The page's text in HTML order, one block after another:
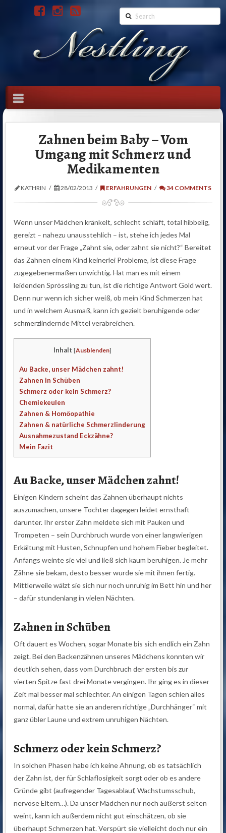
Search
Navigation
Zahnen beim Baby – Vom
Umgang mit Schmerz und
Medikamenten
KATHRIN 28/02/2013 ERFAHRUNGEN 34 COMMENTS
Wenn unser Mädchen kränkelt, schlecht schläft, total hibbelig,
gereizt – nahezu unausstehlich – ist, stehe ich jedes Mal
erneut vor der Frage „Zahnt sie, oder zahnt sie nicht?“ Bereitet
das Zahnen einem Kind keinerlei Probleme, ist diese Frage
zugegebenermaßen unwichtig. Hat man es mit einem
leidenden Sprössling zu tun, ist die richtige Antwort Gold wert.
Denn nur wenn ich sicher weiß, ob mein Kind Schmerzen hat
und in welchem Ausmaß, kann ich gezielt beruhigende oder
schmerzlindernde Mittel verabreichen.
Inhalt [Ausblenden]
Au Backe, unser Mädchen zahnt!
Zahnen in Schüben
Schmerz oder kein Schmerz?
Chemiekeulen
Zahnen & Homöopathie
Zahnen & natürliche Schmerzlinderung
Ausnahmezustand Eckzähne?
Mein Fazit
Au Backe, unser Mädchen zahnt!
Einigen Kindern scheint das Zahnen überhaupt nichts
auszumachen, unsere Tochter dagegen leidet ernsthaft
darunter. Ihr erster Zahn meldete sich mit Pauken und
Trompeten – sein Durchbruch wurde von einer langwierigen
Erkältung mit Husten, Schnupfen und hohem Fieber begleitet.
Anfangs weinte sie viel und ließ sich kaum beruhigen. Je mehr
Zähne sie bekam, desto besser wurde sie mit ihnen fertig.
Mittlerweile wälzt sie sich nur noch unruhig im Bett hin und her
– dafür stundenlang in vielen Nächten.
Zahnen in Schüben
Oft dauert es Wochen, sogar Monate bis sich endlich ein Zahn
zeigt. Bei den Backenzähnen unseres Mädchens konnten wir
deutlich sehen, dass vom Durchbruch der ersten bis zur
vierten Spitze fast drei Monate vergingen. Ihr ging es in dieser
Zeit mal besser mal schlechter. An einigen Tagen schien alles
normal, dafür hatte sie an anderen richtige „Durchhänger“ mit
ganz übler Laune und extrem unruhigen Nächten.
Schmerz oder kein Schmerz?
In solchen Phasen habe ich keine Ahnung, ob es tatsächlich
der Zahn ist, der für Schlaflosigkeit sorgt oder ob es andere
Gründe gibt (aufregender Tagesablauf, Wachstumsschub,
nervöse Eltern…). Da unser Mädchen nur noch äußerst selten
weint, kann ich außerdem nicht gut einschätzen, ob sie
überhaupt Schmerzen hat. Verspürt sie vielleicht doch nur ein